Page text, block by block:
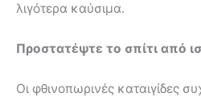
λιγότερα καύσιμα.
Προστατέψτε το σπίτι από
Οι φθινοπωρινές καταιγίδες